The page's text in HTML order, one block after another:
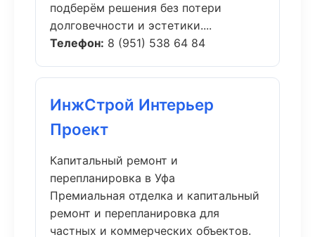
подберём решения без потери
долговечности и эстетики....
Телефон: 8 (951) 538 64 84
ИнжСтрой Интерьер
Проект
Капитальный ремонт и
перепланировка в Уфа
Премиальная отделка и капитальный
ремонт и перепланировка для
частных и коммерческих объектов.